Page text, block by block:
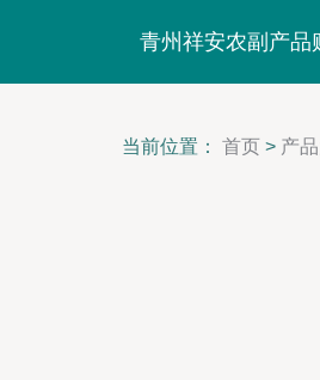
青州祥安农副产品
当前位置： 首页 > 产